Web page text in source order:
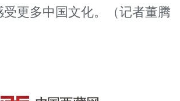
受更多中国文化。（记者董腾